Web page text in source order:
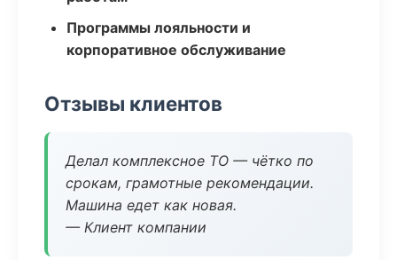
Программы лояльности и
корпоративное обслуживание
Отзывы клиентов
Делал комплексное ТО — чётко по
срокам, грамотные рекомендации.
Машина едет как новая.
— Клиент компании